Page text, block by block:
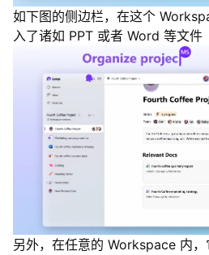
如下图的侧边栏，在这个
入了诸如 PPT 或者 Word 等文件
另外，在任意的 Workspace 内，